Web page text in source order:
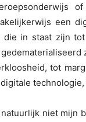
een
die in staat zijn
tot
niet mijn